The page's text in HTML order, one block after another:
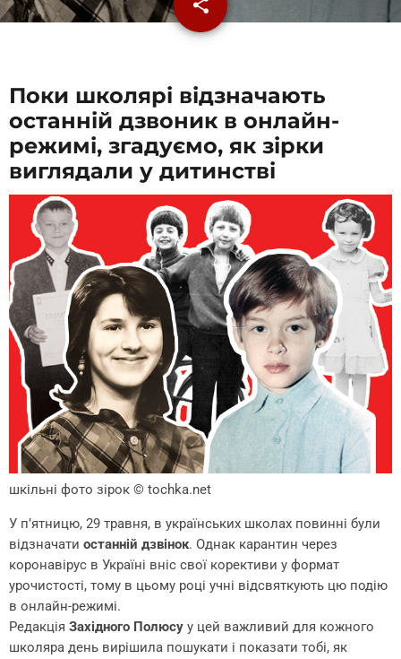
share
email
Поки школярі відзначають
останній дзвоник в онлайн-
режимі, згадуємо, як зірки
виглядали у дитинстві
шкільні фото зірок © tochka.net
У п’ятницю, 29 травня, в українських школах повинні були
відзначати останній дзвінок. Однак карантин через
коронавірус в Україні вніс свої корективи у формат
урочистості, тому в цьому році учні відсвяткують цю подію
в онлайн-режимі.
Редакція Західного Полюсу у цей важливий для кожного
школяра день вирішила пошукати і показати тобі, як